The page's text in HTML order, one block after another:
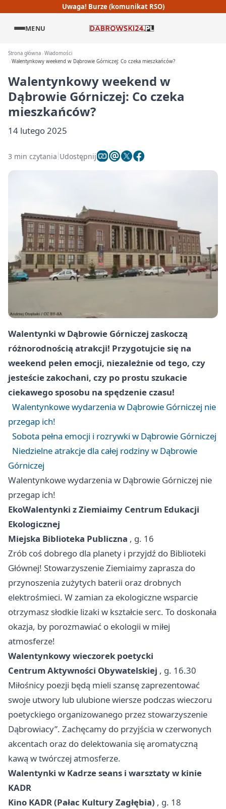
Uwaga! Burze (komunikat RSO)
MENU
Strona główna Wiadomości
Walentynkowy weekend w Dąbrowie Górniczej: Co czeka mieszkańców?
Walentynkowy weekend w
Dąbrowie Górniczej: Co czeka
mieszkańców?
14 lutego 2025
3 min czytania Udostępnij
Walentynki w Dąbrowie Górniczej zaskoczą
różnorodnością atrakcji! Przygotujcie się na
weekend pełen emocji, niezależnie od tego, czy
jesteście zakochani, czy po prostu szukacie
ciekawego sposobu na spędzenie czasu!
Walentynkowe wydarzenia w Dąbrowie Górniczej nie
przegap ich!
Sobota pełna emocji i rozrywki w Dąbrowie Górniczej
Niedzielne atrakcje dla całej rodziny w Dąbrowie
Górniczej
Walentynkowe wydarzenia w Dąbrowie Górniczej nie
przegap ich!
EkoWalentynki z Ziemiaimy Centrum Edukacji
Ekologicznej
Miejska Biblioteka Publiczna , g. 16
Zrób coś dobrego dla planety i przyjdź do Biblioteki
Głównej! Stowarzyszenie Ziemiaimy zaprasza do
przynoszenia zużytych baterii oraz drobnych
elektrośmieci. W zamian za ekologiczne wsparcie
otrzymasz słodkie lizaki w kształcie serc. To doskonała
okazja, by porozmawiać o ekologii w miłej
atmosferze!
Walentynkowy wieczorek poetycki
Centrum Aktywności Obywatelskiej , g. 16.30
Miłośnicy poezji będą mieli szansę zaprezentować
swoje utwory lub ulubione wiersze podczas wieczoru
poetyckiego organizowanego przez stowarzyszenie
Dąbrowiacy”. Zachęcamy do przyjścia w czerwonych
akcentach oraz do delektowania się aromatyczną
kawą w twórczej atmosferze.
Walentynki w Kadrze seans i warsztaty w kinie
KADR
Kino KADR (Pałac Kultury Zagłębia) , g. 18